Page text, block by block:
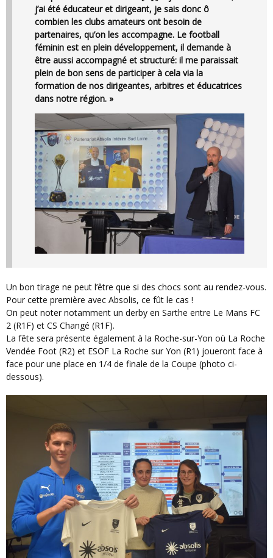
j’ai été éducateur et dirigeant, je sais donc ô
combien les clubs amateurs ont besoin de
partenaires, qu’on les accompagne. Le football
féminin est en plein développement, il demande à
être aussi accompagné et structuré: il me paraissait
plein de bon sens de participer à cela via la
formation de nos dirigeantes, arbitres et éducatrices
dans notre région. »
Un bon tirage ne peut l’être que si des chocs sont au rendez-vous.
Pour cette première avec Absolis, ce fût le cas !
On peut noter notamment un derby en Sarthe entre Le Mans FC
2 (R1F) et CS Changé (R1F).
La fête sera présente également à la Roche-sur-Yon où La Roche
Vendée Foot (R2) et ESOF La Roche sur Yon (R1) joueront face à
face pour une place en 1/4 de finale de la Coupe (photo ci-
dessous).